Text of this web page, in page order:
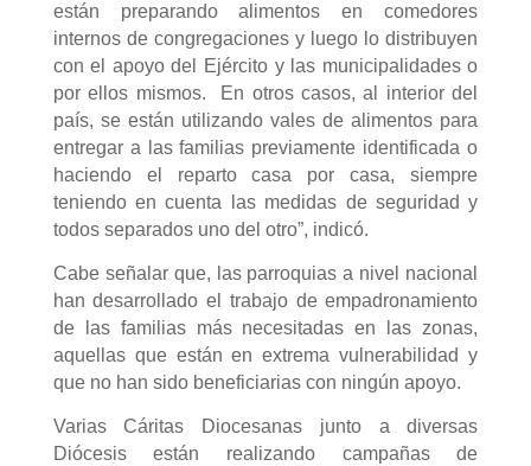
están preparando alimentos en comedores
internos de congregaciones y luego lo distribuyen
con el apoyo del Ejército y las municipalidades o
por ellos mismos. En otros casos, al interior del
país, se están utilizando vales de alimentos para
entregar a las familias previamente identificada o
haciendo el reparto casa por casa, siempre
teniendo en cuenta las medidas de seguridad y
todos separados uno del otro”, indicó.
Cabe señalar que, las parroquias a nivel nacional
han desarrollado el trabajo de empadronamiento
de las familias más necesitadas en las zonas,
aquellas que están en extrema vulnerabilidad y
que no han sido beneficiarias con ningún apoyo.
Varias Cáritas Diocesanas junto a diversas
Diócesis están realizando campañas de